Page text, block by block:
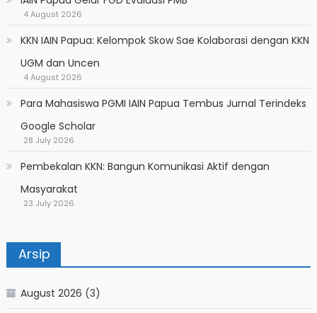
4 August 2026
KKN IAIN Papua: Kelompok Skow Sae Kolaborasi dengan KKN
UGM dan Uncen
4 August 2026
Para Mahasiswa PGMI IAIN Papua Tembus Jurnal Terindeks
Google Scholar
28 July 2026
Pembekalan KKN: Bangun Komunikasi Aktif dengan
Masyarakat
23 July 2026
Arsip
August 2026 (3)